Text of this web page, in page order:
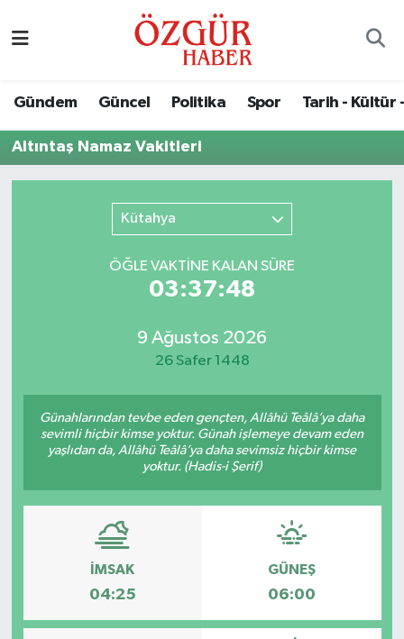
Gündem Güncel Politika Spor Tarih - Kültür
Altıntaş Namaz Vakitleri
Kütahya
ÖĞLE VAKTİNE KALAN SÜRE
03:37:48
9 Ağustos 2026
26 Safer 1448
Günahlarından tevbe eden gençten, Allâhü Teâlâ’ya daha
sevimli hiçbir kimse yoktur. Günah işlemeye devam eden
yaşlıdan da, Allâhü Teâlâ’ya daha sevimsiz hiçbir kimse
yoktur. (Hadis-i Şerif)
İMSAK
04:25
GÜNEŞ
06:00
Ekonomi
Sağlık
Tarih - Kültür - Sanat - Turizm
Yaşam
Nöbetçi Eczaneler
Trafik Durumu
Tüm Manşetler
Son Dakika Haberleri